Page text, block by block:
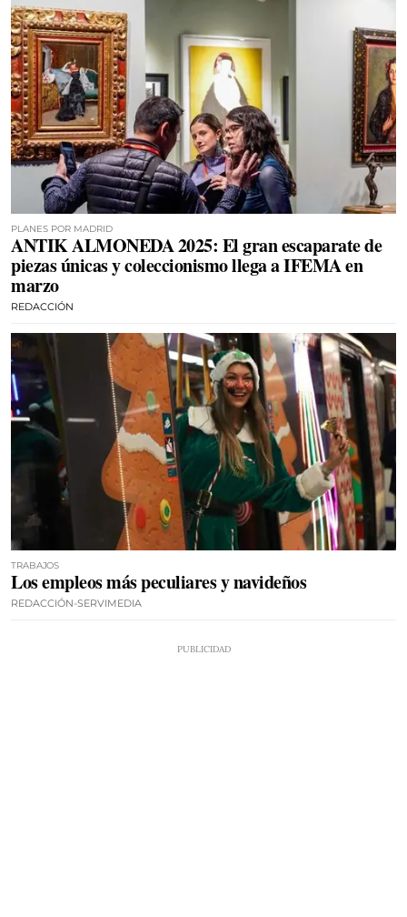
PLANES POR MADRID
ANTIK ALMONEDA 2025: El gran escaparate de
piezas únicas y coleccionismo llega a IFEMA en
marzo
REDACCIÓN
TRABAJOS
Los empleos más peculiares y navideños
REDACCIÓN-SERVIMEDIA